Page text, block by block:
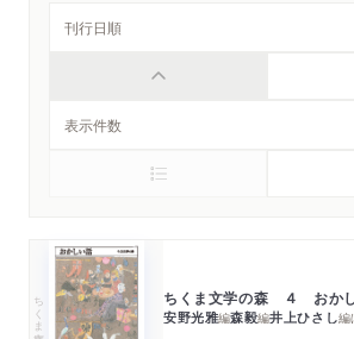
ちくま文庫 ちくま文学の森 ４ おか
安野光雅編森毅編井上ひさし編